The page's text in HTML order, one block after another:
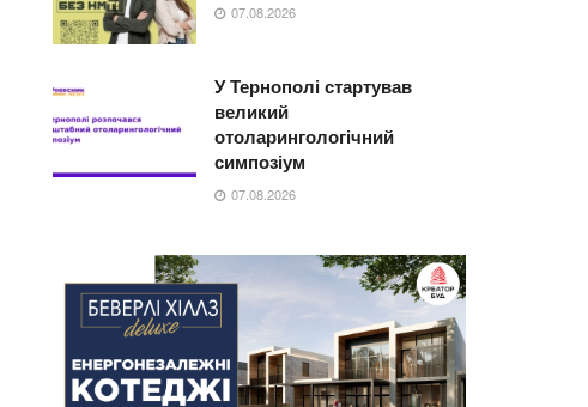
07.08.2026
У Тернополі стартував
великий
отоларингологічний
симпозіум
07.08.2026